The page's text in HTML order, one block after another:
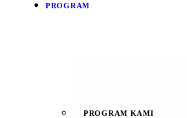
PROGRAM
PROGRAM KAMI